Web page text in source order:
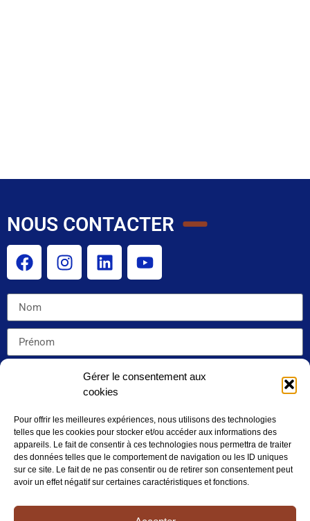
Gérer le consentement aux
cookies
Pour offrir les meilleures expériences, nous utilisons des technologies
telles que les cookies pour stocker et/ou accéder aux informations des
appareils. Le fait de consentir à ces technologies nous permettra de traiter
des données telles que le comportement de navigation ou les ID uniques
sur ce site. Le fait de ne pas consentir ou de retirer son consentement peut
avoir un effet négatif sur certaines caractéristiques et fonctions.
NOUS CONTACTER
J'accepte la politique de confidentialité de ce site